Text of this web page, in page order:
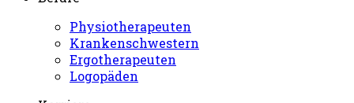
Physiotherapeuten
Krankenschwestern
Ergotherapeuten
Logopäden